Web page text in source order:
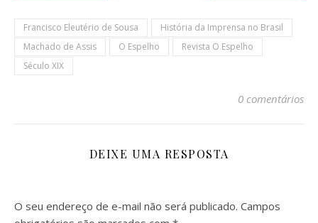
Francisco Eleutério de Sousa
História da Imprensa no Brasil
Machado de Assis
O Espelho
Revista O Espelho
Século XIX
0 comentários
DEIXE UMA RESPOSTA
O seu endereço de e-mail não será publicado. Campos